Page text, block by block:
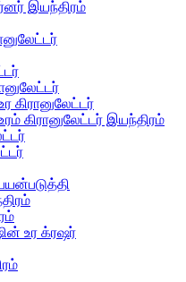
இயந்திரம்
கிரானுலேட்டர்
கிரானுலேட்டர் இயந்திரம்
உர க்ரஷர்